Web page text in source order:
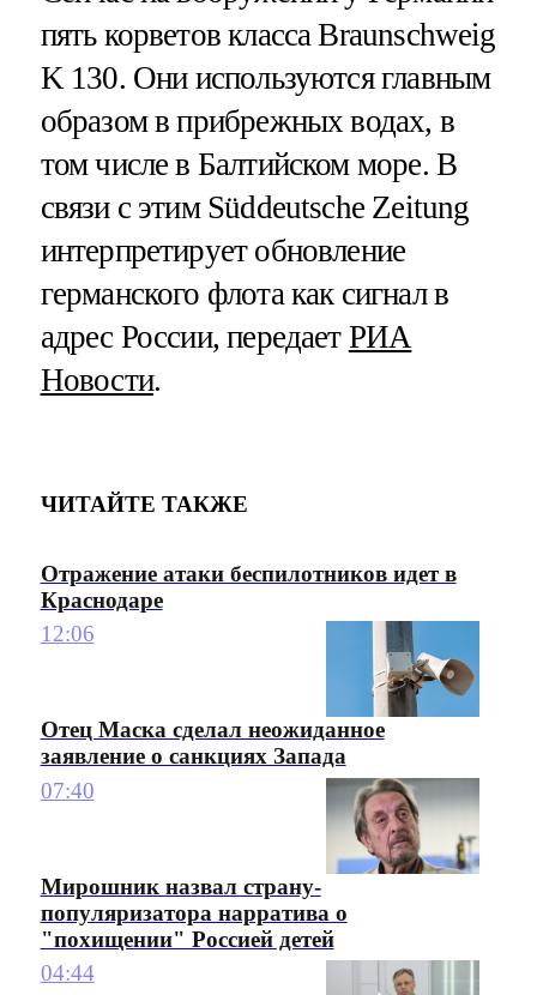
пять корветов класса Braunschweig
K 130. Они используются главным
образом в прибрежных водах, в
том числе в Балтийском море. В
связи с этим Süddeutsche Zeitung
интерпретирует обновление
германского флота как сигнал в
адрес России, передает РИА
Новости.
ЧИТАЙТЕ ТАКЖЕ
Отражение атаки беспилотников идет в
Краснодаре
12:06
Отец Маска сделал неожиданное
заявление о санкциях Запада
07:40
Мирошник назвал страну-
популяризатора нарратива о
"похищении" Россией детей
04:44